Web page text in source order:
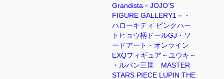
Grandista－JOJO’S
FIGURE GALLERY1－・
ハローキティ ピンクハー
トヒョウ柄ドールGJ・ソ
ードアート・オンライン
EXQフィギュア～ユウキ～
・ルパン三世 MASTER
STARS PIECE LUPIN THE